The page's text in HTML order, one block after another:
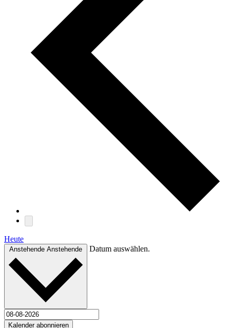
Heute
Anstehende Anstehende Datum auswählen.
Kalender abonnieren